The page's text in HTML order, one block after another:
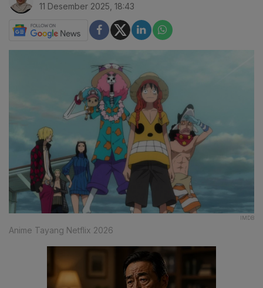
11 Desember 2025, 18:43
IMDB
Anime Tayang Netflix 2026